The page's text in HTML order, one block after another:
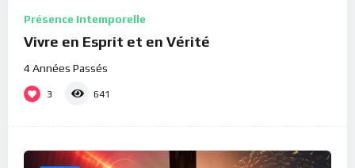
Présence Intemporelle
Vivre en Esprit et en Vérité
4 Années Passés
3 641